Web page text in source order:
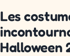
Les
Halloween